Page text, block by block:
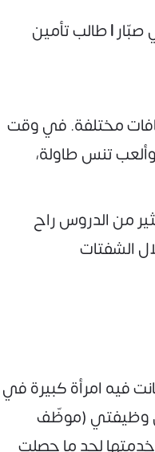
| ٣٨٠ ساعة في صبّار | طالب تأمين
مختلفة. في وقت
تنس طاولة،
من الدروس راح
الشفتات
فيه امرأة كبيرة في
وظيفتي (موظّف
لحد ما حصلت